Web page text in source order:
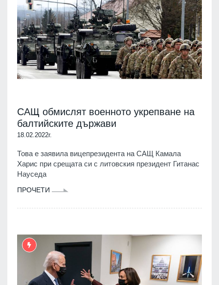
САЩ обмислят военното укрепване на
балтийските държави
18.02.2022г.
Това е заявила вицепрезидента на САЩ Камала
Харис при срещата си с литовския президент Гитанас
Науседа
ПРОЧЕТИ